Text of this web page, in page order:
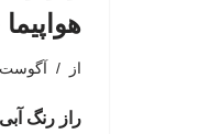
از آگوست 5, 2026
راز رنگ